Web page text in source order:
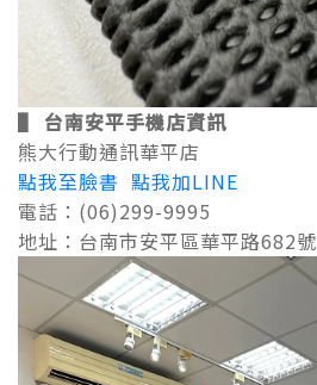
▌ 台南安平手機店資訊
熊大行動通訊華平店
點我至臉書 點我加LINE
電話：(06)299-9995
地址：台南市安平區華平路682號